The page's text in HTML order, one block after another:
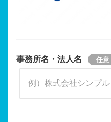
事務所名・法人名